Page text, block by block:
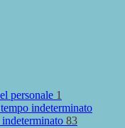
personale 1
indeterminato
83